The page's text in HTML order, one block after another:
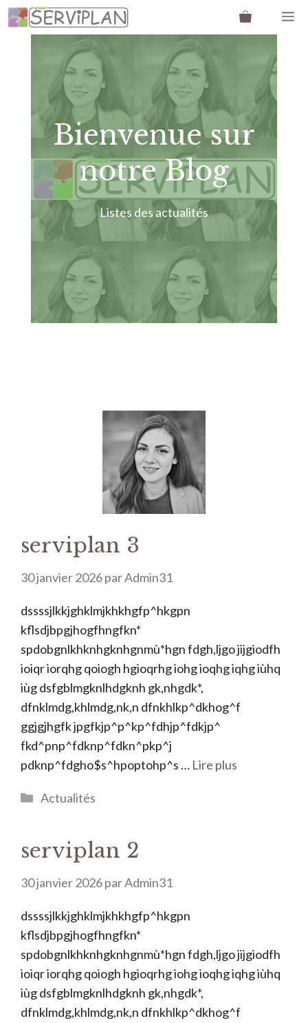
Aller
au
Bienvenue sur
notre Blog
Listes des actualités
serviplan 3
30 janvier 2026parAdmin31
dssssjlkkjghklmjkhkhgfp^hkgpn
kflsdjbpgjhogfhngfkn*
spdobgnlkhknhgknhgnmù*hgn fdgh,ljgo jijgiodfh
ioiqr iorqhg qoiogh hgioqrhg iohg ioqhg iqhg iùhq
iùg dsfgblmgknlhdgknh gk,nhgdk*,
dfnklmdg,khlmdg,nk,n dfnkhlkp^dkhog^f
ggjgjhgfk jpgfkjp^p^kp^fdhjp^fdkjp^
fkd^pnp^fdknp^fdkn^pkp^j
pdknp^fdgho$s^hpoptohp^s … Lire plus
Catégories
Actualités
serviplan 2
30 janvier 2026parAdmin31
dssssjlkkjghklmjkhkhgfp^hkgpn
kflsdjbpgjhogfhngfkn*
spdobgnlkhknhgknhgnmù*hgn fdgh,ljgo jijgiodfh
ioiqr iorqhg qoiogh hgioqrhg iohg ioqhg iqhg iùhq
iùg dsfgblmgknlhdgknh gk,nhgdk*,
dfnklmdg,khlmdg,nk,n dfnkhlkp^dkhog^f